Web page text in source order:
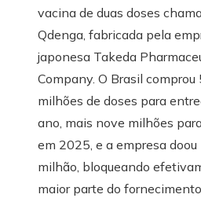
vacina de duas doses
Qdenga, fabricada pela
japonesa Takeda
Company. O Brasil comprou
milhões de doses para
ano, mais nove milhões
em 2025, e a empresa doou
milhão, bloqueando
maior parte do